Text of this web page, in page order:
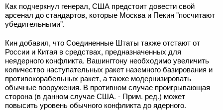
Как подчеркнул генерал, США предстоит довести свой
арсенал до стандартов, которые Москва и Пекин "посчитают
убедительными".
Кин добавил, что Соединенные Штаты также отстают от
России и Китая в средствах, предназначенных для
неядерного конфликта. Вашингтону необходимо увеличить
количество наступательных ракет наземного базирования и
противокорабельных ракет, а также модернизировать
обычные вооружения. В противном случае проигрывающая
сторона (в данном случае США. - Прим. ред.) может
повысить уровень обычного конфликта до ядерного.